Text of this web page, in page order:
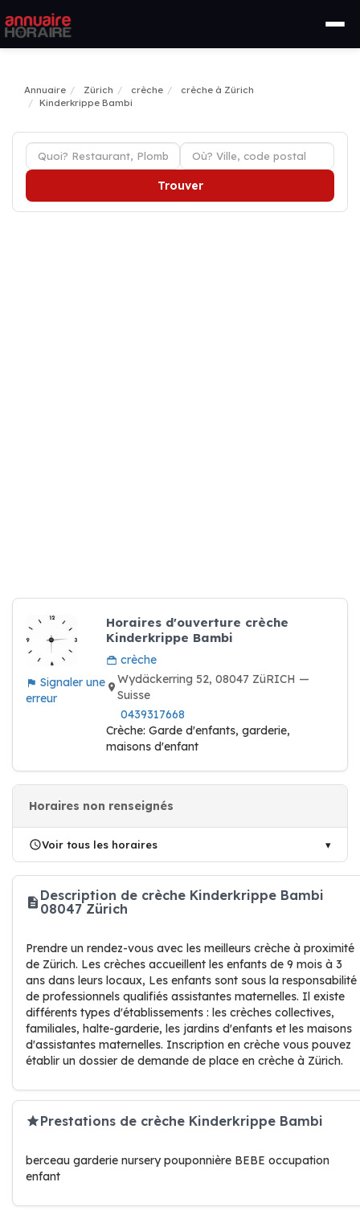
Annuaire Zürich crèche
crèche à Zürich
Kinderkrippe Bambi
Trouver
Signaler une
erreur
Horaires d'ouverture crèche
Kinderkrippe Bambi
crèche
Wydäckerring 52, 08047 ZüRICH —
Suisse
0439317668
Crèche: Garde d'enfants, garderie,
maisons d'enfant
Horaires non renseignés
Voir tous les horaires
Description de crèche Kinderkrippe Bambi
08047 Zürich
Prendre un rendez-vous avec les meilleurs crèche à proximité
de Zürich. Les crèches accueillent les enfants de 9 mois à 3
ans dans leurs locaux, Les enfants sont sous la responsabilité
de professionnels qualifiés assistantes maternelles. Il existe
différents types d'établissements : les crèches collectives,
familiales, halte-garderie, les jardins d'enfants et les maisons
d'assistantes maternelles. Inscription en crèche vous pouvez
établir un dossier de demande de place en crèche à Zürich.
Prestations de crèche Kinderkrippe Bambi
berceau garderie nursery pouponnière BEBE occupation
enfant